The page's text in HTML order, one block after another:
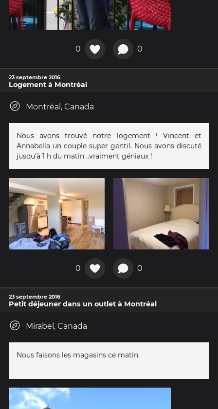
0 0
23 septembre 2016
Logement à Montréal
Montréal, Canada
Nous avons trouvé notre logement ! Vincent et
Annabella un couple super gentil. Nous avons discuté
jusqu'à 1 h du matin ..vraiment géniaux !
0 0
23 septembre 2016
Petit déjeuner dans un outlet à Montréal
Mirabel, Canada
Nous faisons les magasins ce matin.